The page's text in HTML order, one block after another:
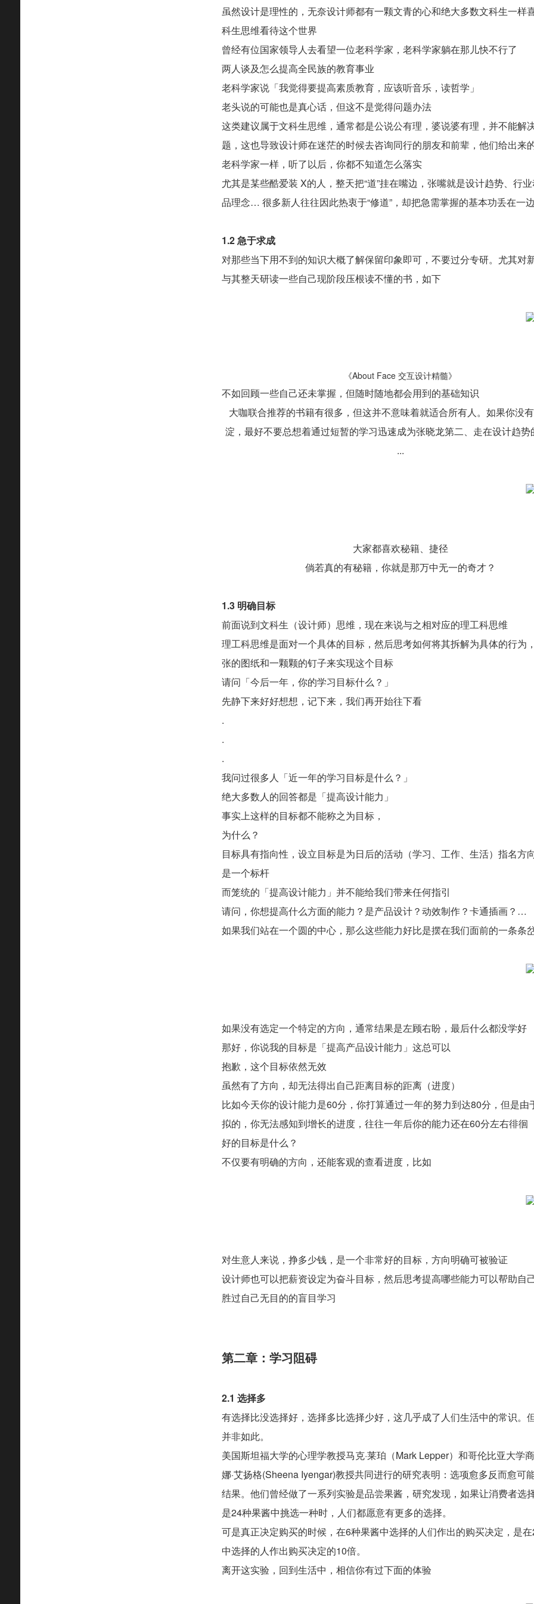
虽然设计是理性的，无奈设计师都有一颗文青的心和绝大多数文科生一样
科生思维看待这个世界
曾经有位国家领导人去看望一位老科学家，老科学家躺在那儿快不行了
两人谈及怎么提高全民族的教育事业
老科学家说「我觉得要提高素质教育，应该听音乐，读哲学」
老头说的可能也是真心话，但这不是觉得问题办法
这类建议属于文科生思维，通常都是公说公有理，婆说婆有理，并不能解
题，这也导致设计师在迷茫的时候去咨询同行的朋友和前辈，他们给出来
老科学家一样，听了以后，你都不知道怎么落实
尤其是某些酷爱装 X的人，整天把“道”挂在嘴边，张嘴就是设计趋势、行
品理念… 很多新人往往因此热衷于“修道”，却把急需掌握的基本功丢在一边
1.2 急于求成
对那些当下用不到的知识大概了解保留印象即可，不要过分专研。尤其对
与其整天研读一些自己现阶段压根读不懂的书，如下
《About Face 交互设计精髓》
不如回顾一些自己还未掌握，但随时随地都会用到的基础知识
大咖联合推荐的书籍有很多，但这并不意味着就适合所有人。如果你没
淀，最好不要总想着通过短暂的学习迅速成为张晓龙第二、走在设计趋势
...
大家都喜欢秘籍、捷径
倘若真的有秘籍，你就是那万中无一的奇才？
1.3 明确目标
前面说到文科生（设计师）思维，现在来说与之相对应的理工科思维
理工科思维是面对一个具体的目标，然后思考如何将其拆解为具体的行为
张的图纸和一颗颗的钉子来实现这个目标
请问「今后一年，你的学习目标什么？」
先静下来好好想想，记下来，我们再开始往下看
.
.
.
我问过很多人「近一年的学习目标是什么？」
绝大多数人的回答都是「提高设计能力」
事实上这样的目标都不能称之为目标，
为什么？
目标具有指向性，设立目标是为日后的活动（学习、工作、生活）指名方
是一个标杆
而笼统的「提高设计能力」并不能给我们带来任何指引
请问，你想提高什么方面的能力？是产品设计？动效制作？卡通插画？…
如果我们站在一个圆的中心，那么这些能力好比是摆在我们面前的一条条
如果没有选定一个特定的方向，通常结果是左顾右盼，最后什么都没学好
那好，你说我的目标是「提高产品设计能力」这总可以
抱歉，这个目标依然无效
虽然有了方向，却无法得出自己距离目标的距离（进度）
比如今天你的设计能力是60分，你打算通过一年的努力到达80分，但是由
拟的，你无法感知到增长的进度，往往一年后你的能力还在60分左右徘徊
好的目标是什么？
不仅要有明确的方向，还能客观的查看进度，比如
对生意人来说，挣多少钱，是一个非常好的目标，方向明确可被验证
设计师也可以把薪资设定为奋斗目标，然后思考提高哪些能力可以帮助自
胜过自己无目的的盲目学习
第二章：学习阻碍
2.1 选择多
有选择比没选择好，选择多比选择少好，这几乎成了人们生活中的常识。
并非如此。
美国斯坦福大学的心理学教授马克·莱珀（Mark Lepper）和哥伦比亚大学
娜·艾扬格(Sheena Iyengar)教授共同进行的研究表明：选项愈多反而愈可
结果。他们曾经做了一系列实验是品尝果酱，研究发现，如果让消费者选
是24种果酱中挑选一种时，人们都愿意有更多的选择。
可是真正决定购买的时候，在6种果酱中选择的人们作出的购买决定，是
中选择的人作出购买决定的10倍。
离开这实验，回到生活中，相信你有过下面的体验